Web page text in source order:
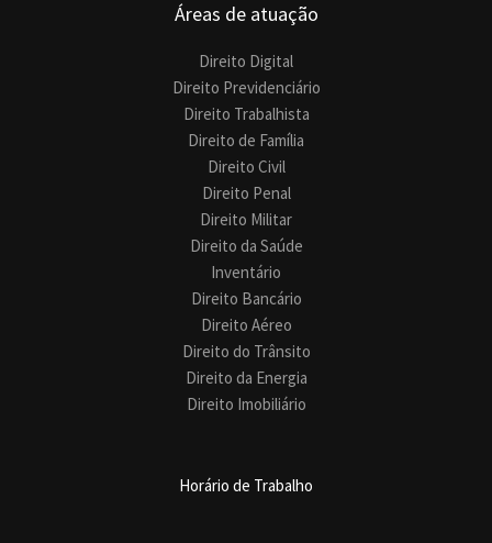
Áreas de atuação
Direito Digital
Direito Previdenciário
Direito Trabalhista
Direito de Família
Direito Civil
Direito Penal
Direito Militar
Direito da Saúde
Inventário
Direito Bancário
Direito Aéreo
Direito do Trânsito
Direito da Energia
Direito Imobiliário
Horário de Trabalho